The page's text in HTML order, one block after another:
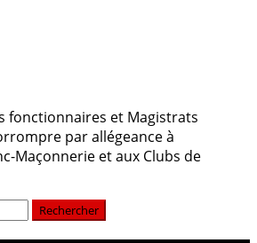
fonctionnaires et Magistrats
par allégeance à
Maçonnerie et aux Clubs de